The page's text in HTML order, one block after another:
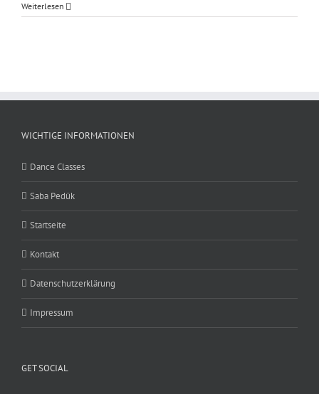
Weiterlesen
WICHTIGE INFORMATIONEN
Dance Classes
Saba Pedük
Startseite
Kontakt
Datenschutzerklärung
Impressum
GET SOCIAL